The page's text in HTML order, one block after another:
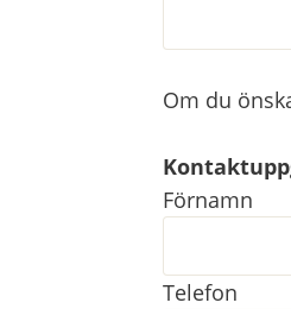
Om du
Förnamn
Telefon